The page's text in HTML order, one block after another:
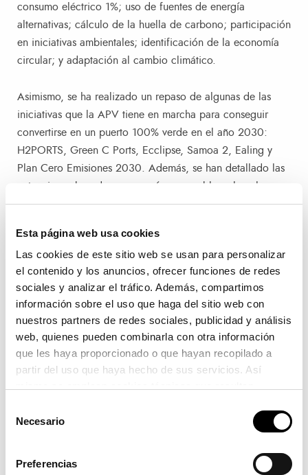
Esta página web usa cookies
Las cookies de este sitio web se usan para personalizar
el contenido y los anuncios, ofrecer funciones de redes
sociales y analizar el tráfico. Además, compartimos
información sobre el uso que haga del sitio web con
nuestros partners de redes sociales, publicidad y análisis
web, quienes pueden combinarla con otra información
que les haya proporcionado o que hayan recopilado a
partir del uso que haya hecho de sus servicios. Así
página y que son de obligada aceptación.
Necesario
Preferencias
consumo eléctrico 1%; uso de fuentes de energía
alternativas; cálculo de la huella de carbono; participación
en iniciativas ambientales; identificación de la economía
circular; y adaptación al cambio climático.
Asimismo, se ha realizado un repaso de algunas de las
iniciativas que la APV tiene en marcha para conseguir
convertirse en un puerto 100% verde en el año 2030:
H2PORTS, Green C Ports, Ecclipse, Samoa 2, Ealing y
Plan Cero Emisiones 2030. Además, se han detallado las
actuaciones basadas en energías renovables y los planes
de descarbonización.
Formación y sensibilización
Además del compromiso con los objetivos
medioambientales, estas 42 empresas han adquirido un
compromiso ambiental de formación y sensibilización. En
este contexto se ha impartido en las aulas de la Fundación
Valenciaport un curso formativo sobre la
‘Descarbonización en Puertos’ y un taller posterior sobre la
Federico Torres, jefe de Transición Ecológica de la APV,
jornada de formación que se ha celebrado tras la reunión